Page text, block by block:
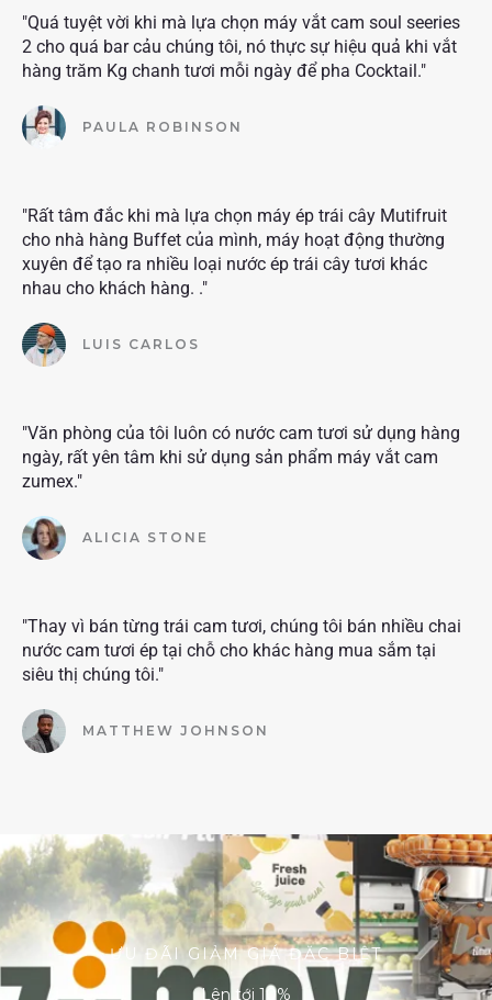
"Quá tuyệt vời khi mà lựa chọn máy vắt cam soul seeries
2 cho quá bar cảu chúng tôi, nó thực sự hiệu quả khi vắt
hàng trăm Kg chanh tươi mỗi ngày để pha Cocktail."
PAULA ROBINSON
"Rất tâm đắc khi mà lựa chọn máy ép trái cây Mutifruit
cho nhà hàng Buffet của mình, máy hoạt động thường
xuyên để tạo ra nhiều loại nước ép trái cây tươi khác
nhau cho khách hàng. ."
LUIS CARLOS
"Văn phòng của tôi luôn có nước cam tươi sử dụng hàng
ngày, rất yên tâm khi sử dụng sản phẩm máy vắt cam
zumex."
ALICIA STONE
"Thay vì bán từng trái cam tươi, chúng tôi bán nhiều chai
nước cam tươi ép tại chỗ cho khác hàng mua sắm tại
siêu thị chúng tôi."
MATTHEW JOHNSON
ƯU ĐÃI GIẢM GIÁ ĐẶC BIỆT
Lên tới 10%